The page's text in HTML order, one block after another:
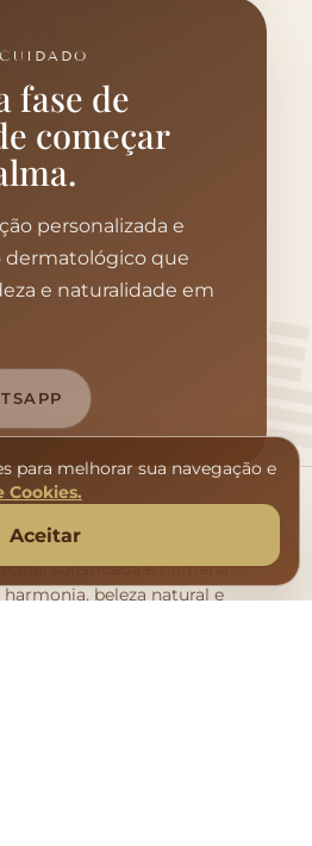
fase de
começar
personalizada e
dermatológico que
e naturalidade em
sofisticada e humana
para melhorar sua navegação e
Cookies.
Aceitar